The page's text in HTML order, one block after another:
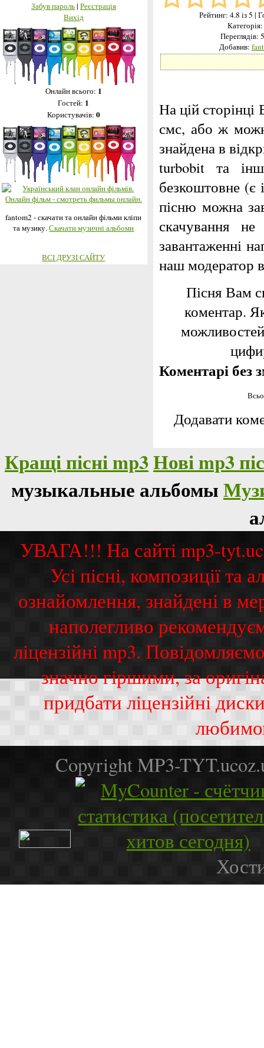
Забув пароль| Реєстрація
Вихід
Онлайн всього: 1
Гостей: 1
Користувачів: 0
fantom2 - скачати та онлайн фільми кліпи
та музику.Скачати музичні альбоми
ВСІ ДРУЗІ САЙТУ
Рейтинг:4.8 із 5|
Категорія:
Переглядів:
Добавив:
На цій
смс, або ж
знайдена в
turbobit та
безкоштовне (є
пісню можна
скачування
завантаженні
наш модератор
Пісня Вам
коментар.
Коментарі без
Додавати
Кращі пісні mp3Нові mp3
музыкальные альбомы
УВАГА!!! На сайті mp3-
Усі пісні, композиції
ознайомлення, знайдені в
наполегливо
ліцензійні mp3.
значно гіршими, за
придбати ліцензійні
Copyright MP3-